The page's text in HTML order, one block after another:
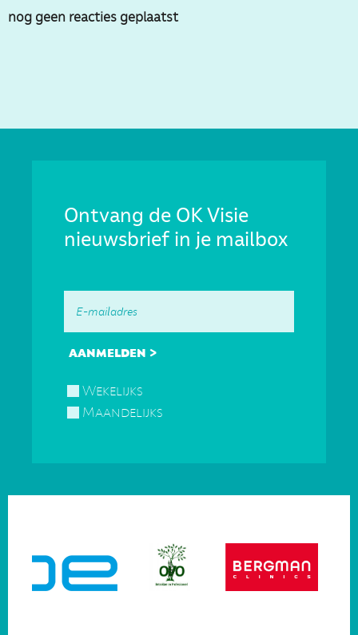
nog geen reacties geplaatst
Ontvang de OK Visie
nieuwsbrief in je mailbox
Wekelijks
Maandelijks